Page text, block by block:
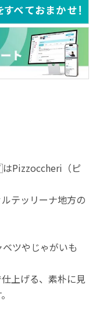
Pizzoccheri（ピ
テッリーナ地方の
ツやじゃがいも
上げる、素朴に見